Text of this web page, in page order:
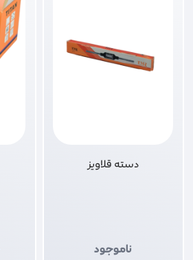
دسته قلاویز
ناموجود